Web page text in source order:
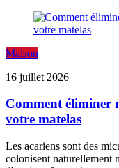
Maison
16 juillet 2026
Comment éliminer
votre matelas
Les acariens sont des
colonisent naturellement